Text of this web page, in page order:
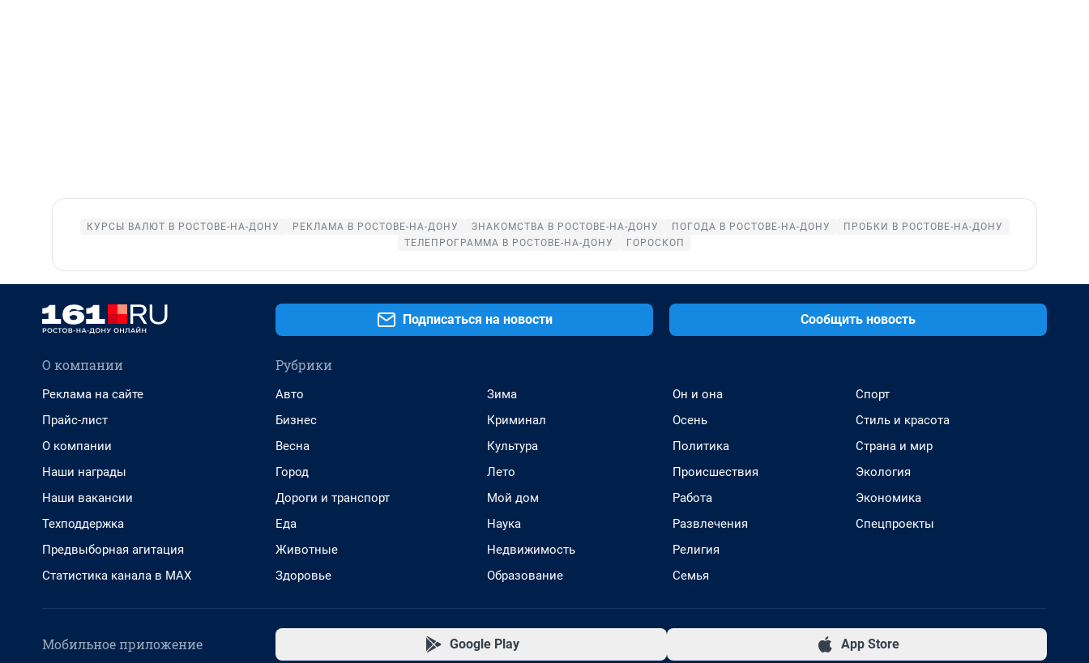
КУРСЫ ВАЛЮТ В РОСТОВЕ-НА-ДОНУ РЕКЛАМА В РОСТОВЕ-НА-ДОНУ ЗНАКОМСТВА В РОСТОВЕ-НА-ДОНУ ПОГОДА В РОСТОВЕ-НА-ДОНУ
ПРОБКИ В РОСТОВЕ-НА-ДОНУ
ТЕЛЕПРОГРАММА В РОСТОВЕ-НА-ДОНУ
ГОРОСКОП
Подписаться на новости Сообщить новость
О компании
Реклама на сайте
Прайс-лист
О компании
Наши награды
Наши вакансии
Техподдержка
Предвыборная агитация
Статистика канала в MAX
Рубрики
Авто
Бизнес
Весна
Город
Дороги и транспорт
Еда
Животные
Здоровье
Зима
Криминал
Культура
Лето
Мой дом
Наука
Недвижимость
Образование
Он и она
Осень
Политика
Происшествия
Работа
Развлечения
Религия
Семья
Спорт
Стиль и красота
Страна и мир
Экология
Экономика
Спецпроекты
Мобильное приложение Google Play App Store